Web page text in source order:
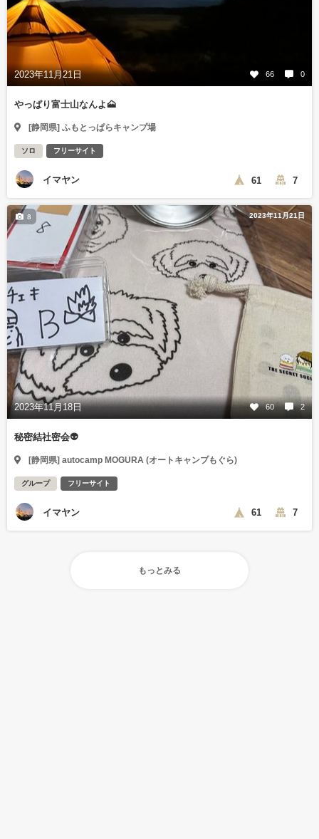
2023年11月21日 66 0
やっぱり富士山なんよ🗻
[静岡県] ふもとっぱらキャンプ場
ソロ フリーサイト
イマヤン 61 7
2023年11月21日
2023年11月18日 60 2
8
秘密結社密会👽
[静岡県] autocamp MOGURA (オートキャンプもぐら)
グループ フリーサイト
イマヤン 61 7
もっとみる